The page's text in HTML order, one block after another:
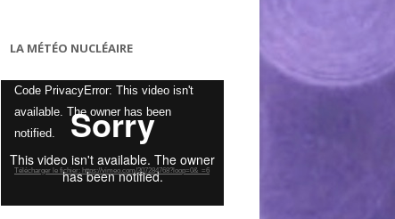
LA MÉTÉO NUCLÉAIRE
Lecteur
vidéo
Code PrivacyError: This video isn't
available. The owner has been
notified.
Télécharger le fichier: https://vimeo.com/307284768?loop=0&_=6